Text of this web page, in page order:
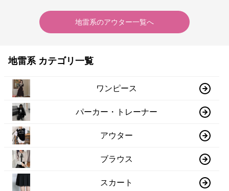
地雷系のアウター一覧へ
地雷系 カテゴリ一覧
ワンピース
パーカー・トレーナー
アウター
ブラウス
スカート